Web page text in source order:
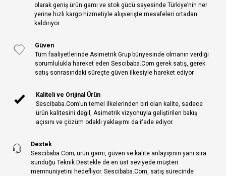
olarak geniş ürün gamı ve stok gücü sayesinde Türkiye’nin her
yerine hızlı kargo hizmetiyle alışverişte mesafeleri ortadan
kaldırıyor.
Güven
Tüm faaliyetlerinde Asimetrik Grup bünyesinde olmanın verdiği
sorumlulukla hareket eden Sescibaba.Com gerek satış, gerek
satış sonrasındaki süreçte güven ilkesiyle hareket ediyor.
Kaliteli ve Orijinal Ürün
Sescibaba.Com’un temel ilkelerinden biri olan kalite, sadece
ürün kalitesini değil, Asimetrik vizyonuyla geliştirilen bakış
açısını ve çözüm odaklı yaklaşımı da ifade ediyor.
Destek
Sescibaba.Com; ürün gamı, güven ve kalite anlayışının yanı sıra
sunduğu Teknik Destekle de en üst seviyede müşteri
memnuniyetini hedefliyor. Sescibaba.Com, satış sürecinde